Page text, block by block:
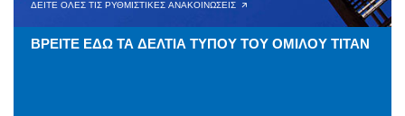
ΔΕΙΤΕ ΟΛΕΣ ΤΙΣ ΡΥΘΜΙΣΤΙΚΕΣ ΑΝΑΚΟΙΝΩΣΕΙΣ 🡭
ΒΡΕΙΤΕ ΕΔΩ ΤΑ ΔΕΛΤΙΑ ΤΥΠΟΥ ΤΟΥ ΟΜΙΛΟΥ ΤΙΤΑΝ